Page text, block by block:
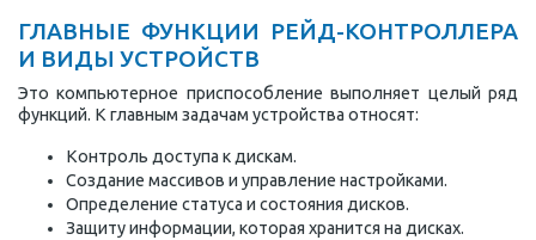
ГЛАВНЫЕ ФУНКЦИИ РЕЙД-КОНТРОЛЛЕРА
И ВИДЫ УСТРОЙСТВ
Это компьютерное приспособление выполняет целый ряд
функций. К главным задачам устройства относят:
Контроль доступа к дискам.
Создание массивов и управление настройками.
Определение статуса и состояния дисков.
Защиту информации, которая хранится на дисках.